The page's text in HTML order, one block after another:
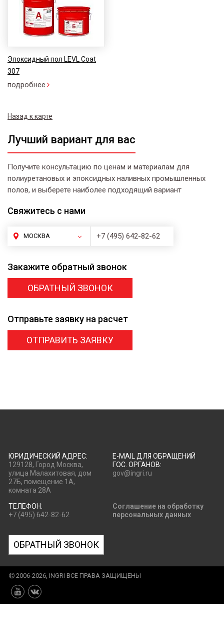
Эпоксидный пол LEVL Coat
307
подробнее
Назад к карте
Лучший вариант для вас
Получите консультацию по ценам и материалам для
полиуретановых и эпоксидных наливных промышленных
полов, и выберете наиболее подходящий вариант
Свяжитесь с нами
МОСКВА +7 (495) 642-82-62
Закажите обратный звонок
ОБРАТНЫЙ ЗВОНОК
Отправьте заявку на расчет
ОТПРАВИТЬ ЗАЯВКУ
ЮРИДИЧЕСКИЙ АДРЕС:
129128, Город Москва,
улица Малахитовая, дом
27Б, помещение 1А,
комната 28А
E-MAIL ДЛЯ ОБРАЩЕНИЙ
ГОС. ОРГАНОВ:
gov@ingri.ru
ТЕЛЕФОН:
+7 (495) 642-82-62
Соглашение на обработку
персональных данных
ОБРАТНЫЙ ЗВОНОК
2006-2026, INGRI ВСЕ ПРАВА ЗАЩИЩЕНЫ